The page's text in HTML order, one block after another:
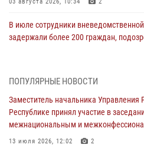
03 августа 2026, 10:34 2
В июле сотрудники
задержали более 200 граждан,
мировой войне 1914-1918 годов
01 августа 2026, 07:19
В Ядрине сотрудники Росгвардии
ПОПУЛЯРНЫЕ НОВОСТИ
Заместитель начальника Управления
Республике принял участие в
межнациональным и
13 июля 2026, 12:02 2